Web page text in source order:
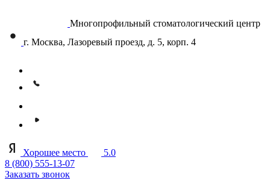
Многопрофильный стоматологический центр
г. Москва, Лазоревый проезд, д. 5, корп. 4
Хорошее место
5.0
8 (800) 555-13-07
Заказать звонок